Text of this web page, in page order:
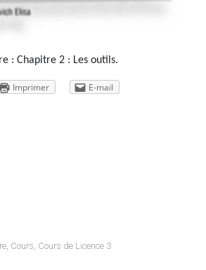
: Chapitre 2 : Les outils.
Imprimer E-mail
, Cours, Cours de Licence 3